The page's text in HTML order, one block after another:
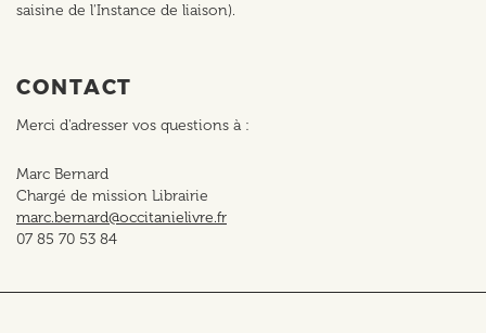
saisine de l'Instance de liaison).
CONTACT
Merci d'adresser vos questions à :
Marc Bernard
Chargé de mission Librairie
marc.bernard@occitanielivre.fr
07 85 70 53 84